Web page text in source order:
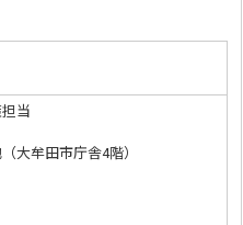
当
大牟田市庁舎4階）